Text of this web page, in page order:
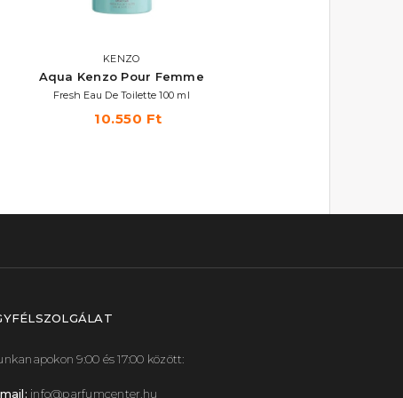
KENZO
Aqua Kenzo Pour Femme
Fresh Eau De Toilette 100 ml
10.550 Ft
9:00 és 17:00 között:
info@parfumcenter.hu